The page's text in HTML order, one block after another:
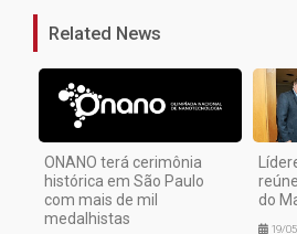
Related News
ONANO terá cerimônia
histórica em São Paulo
com mais de mil
medalhistas
do
19/